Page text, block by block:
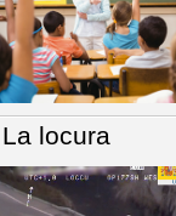
La locura